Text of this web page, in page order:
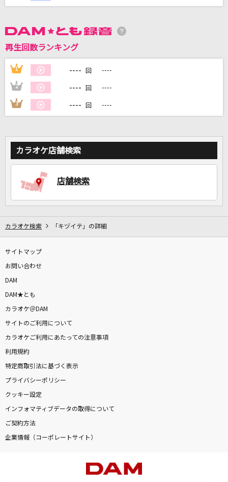
再生回数ランキング
1 ---- 回 ----
2 ---- 回 ----
3 ---- 回 ----
カラオケ店舗検索
店舗検索
カラオケ検索 「キヅイテ」の詳細
サイトマップ
お問い合わせ
DAM
DAM★とも
カラオケ＠DAM
サイトのご利用について
カラオケご利用にあたっての注意事項
利用規約
特定商取引法に基づく表示
プライバシーポリシー
クッキー設定
インフォマティブデータの取得について
ご契約方法
企業情報（コーポレートサイト）